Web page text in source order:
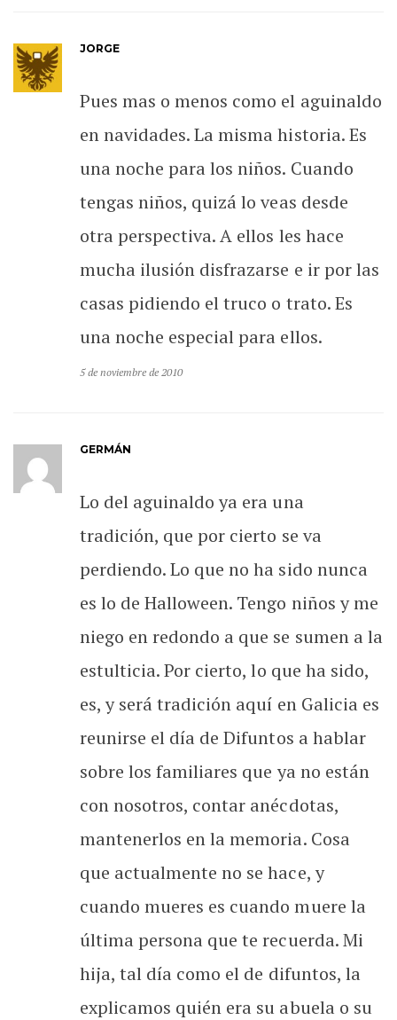
JORGE
Pues mas o menos como el aguinaldo
en navidades. La misma historia. Es
una noche para los niños. Cuando
tengas niños, quizá lo veas desde
otra perspectiva. A ellos les hace
mucha ilusión disfrazarse e ir por las
casas pidiendo el truco o trato. Es
una noche especial para ellos.
5 de noviembre de 2010
GERMÁN
Lo del aguinaldo ya era una
tradición, que por cierto se va
perdiendo. Lo que no ha sido nunca
es lo de Halloween. Tengo niños y me
niego en redondo a que se sumen a la
estulticia. Por cierto, lo que ha sido,
es, y será tradición aquí en Galicia es
reunirse el día de Difuntos a hablar
sobre los familiares que ya no están
con nosotros, contar anécdotas,
mantenerlos en la memoria. Cosa
que actualmente no se hace, y
cuando mueres es cuando muere la
última persona que te recuerda. Mi
hija, tal día como el de difuntos, la
explicamos quién era su abuela o su